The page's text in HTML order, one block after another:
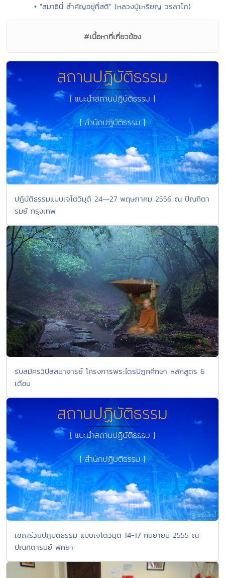
• "สมาธินี่ สำคัญอยู่ที่สติ" (หลวงปู่เหรียญ วรลาโภ)
#เนื้อหาที่เกี่ยวข้อง
ปฏิบัติธรรมแบบเจโตวิมุติ 24--27 พฤษภาคม 2556 ณ ปัณฑิตา
รมย์ กรุงเทพ
รับสมัครวิปัสสนาจารย์ โครงการพระไตรปิฎกศึกษา หลักสูตร 6
เดือน
เชิญร่วมปฏิบัติธรรม แบบเจโตวิมุติ 14-17 กันยายน 2555 ณ
ปัณฑิตารมย์ พัทยา